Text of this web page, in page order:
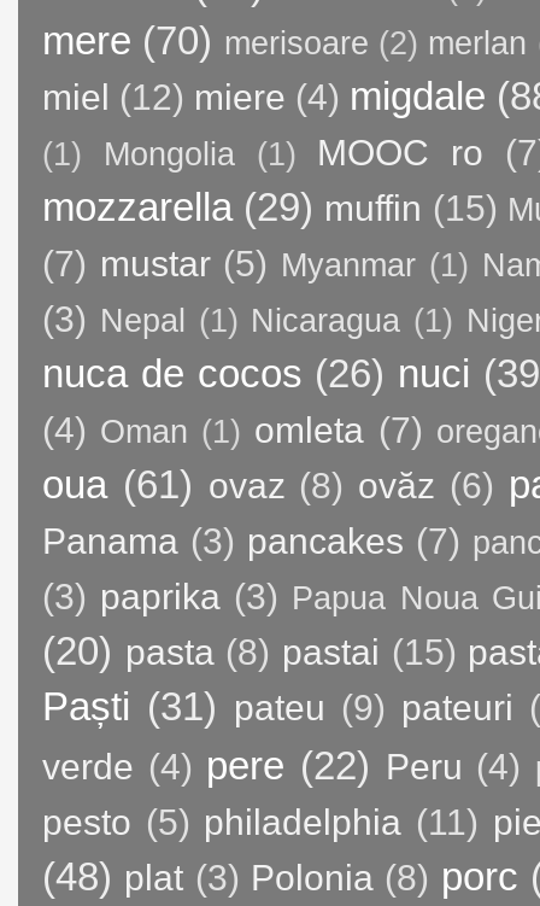
mere (70) merisoare (2) merlan
miel (12) miere (4) migdale
(1) Mongolia (1) MOOC ro
mozzarella (29) muffin (15)
(7) mustar (5) Myanmar (1)
(3) Nepal (1) Nicaragua (1)
nuca de cocos (26) nuci
(4) Oman (1) omleta (7)
oua (61) ovaz (8) ovăz (6)
Panama (3) pancakes (7)
(3) paprika (3) Papua Noua
(20) pasta (8) pastai (15)
Paști (31) pateu (9) pateuri
verde (4) pere (22) Peru (4)
pesto (5) philadelphia (11)
(48) plat (3) Polonia (8) porc